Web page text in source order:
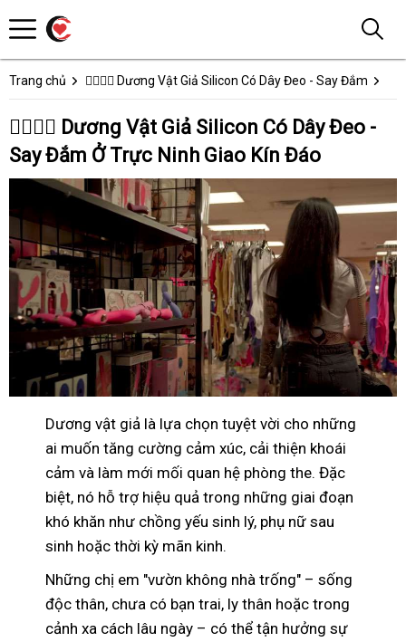
Trang chủ 👩‍❤️‍💋‍👨 Dương Vật Giả Silicon Có Dây Đeo - Say Đắm
👩‍❤️‍💋‍👨 Dương Vật Giả Silicon Có Dây Đeo -
Say Đắm Ở Trực Ninh Giao Kín Đáo
Dương vật giả là lựa chọn tuyệt vời cho những
ai muốn tăng cường cảm xúc, cải thiện khoái
cảm và làm mới mối quan hệ phòng the. Đặc
biệt, nó hỗ trợ hiệu quả trong những giai đoạn
khó khăn như chồng yếu sinh lý, phụ nữ sau
sinh hoặc thời kỳ mãn kinh.
Những chị em "vườn không nhà trống" – sống
độc thân, chưa có bạn trai, ly thân hoặc trong
cảnh xa cách lâu ngày – có thể tận hưởng sự